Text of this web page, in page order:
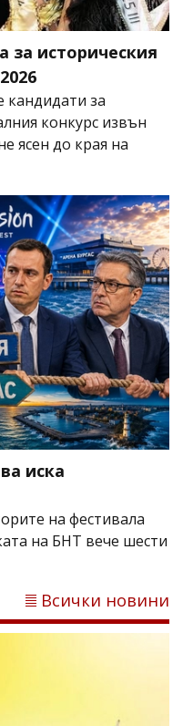
за историческия
кандидати за
конкурс извън
ясен до края на
иска
на фестивала
на БНТ вече шести
Всички новини